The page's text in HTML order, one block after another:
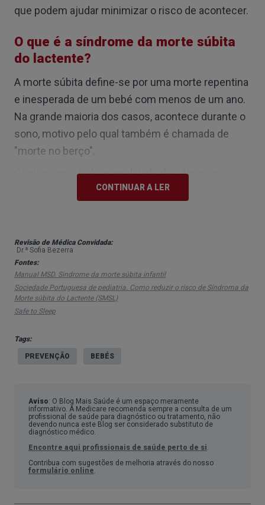
que podem ajudar minimizar o risco de acontecer.
O que é a síndrome da morte súbita
do lactente?
A morte súbita define-se por uma morte repentina
e inesperada de um bebé com menos de um ano.
Na grande maioria dos casos, acontece durante o
sono, motivo pelo qual também é chamada de
"morte no berço".
Contrariamente à generalidade das doenças, o
diagnóstico da síndrome da morte súbita do
outras causas de morte, como maus tratos, asfixia
acidental, problemas cardíacos ou infeções, entre
outras.
De acordo com Sociedade Portuguesa de
Pediatria, cerca de 95 por cento dos casos de
sobretudo entre os dois e os quatro meses, sendo
fator de risco que por si só possa causar a SMSL".
Sabe-se, no entanto, que existem bebés mais
suscetíveis e que há vários fatores de risco que,
combinados, podem contribuir para a morte
súbita.
CONTINUAR A LER
Revisão de Médica Convidada:
Dr.ª Sofia Bezerra
Fontes:
Manual MSD. Sindrome da morte súbita infantil
Sociedade Portuguesa de pediatria. Como reduzir o risco de Síndroma da
Morte súbita do Lactente (SMSL)
Safe to Sleep
Tags:
PREVENÇÃO BEBÉS
Aviso: O Blog Mais Saúde é um espaço meramente
informativo. A Medicare recomenda sempre a consulta de um
profissional de saúde para diagnóstico ou tratamento, não
devendo nunca este Blog ser considerado substituto de
diagnóstico médico.
Encontre aqui profissionais de saúde perto de si
Contribua com sugestões de melhoria através do nosso
formulário online